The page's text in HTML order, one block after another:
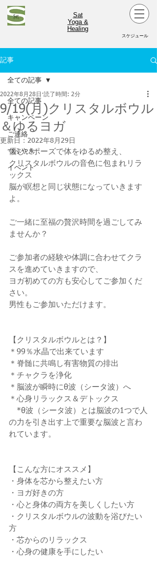
Sat
Yoga &
Healing
スケジュール
記事
全ての記事
キャンペーン
ご連絡
つぶやき
イベント
全ての記事
9/19(月)クリスタルボウル
＆ゆるヨガ
2022年8月28日 読了時間: 2分
更新日： 2022年8月29日
優しいポーズで体をゆるめ整え、
クリスタルボウルの音色に包まれリラ
ックス
脳が瞑想と同じ状態になっていきます
よ。
ご一緒に至福の贅沢時間を過ごしてみ
ませんか？
ご参加者の経験や体調に合わせてクラ
スを進めていきますので、
ヨガ初めての方も安心してご参加くだ
さい。
男性もご参加いただけます。
【クリスタルボウルとは？】
＊99％水晶で出来ています
＊脊髄に共鳴し有害物質の排出
＊チャクラを浄化
＊脳波が瞬時にθ波（シータ波）へ
＊心身リラックス＆デトックス
*θ波（シータ波）とは脳波の1つで人
の力を引き出す上で重要な脳波と言わ
れています。
【こんな方にオススメ】
・身体を芯から整えたい方
・ヨガ好きの方
・心と身体の両方を美しくしたい方
・クリスタルボウルの波動を浴びたい
方
・芯からのリラックス
・心身の健康を手にしたい